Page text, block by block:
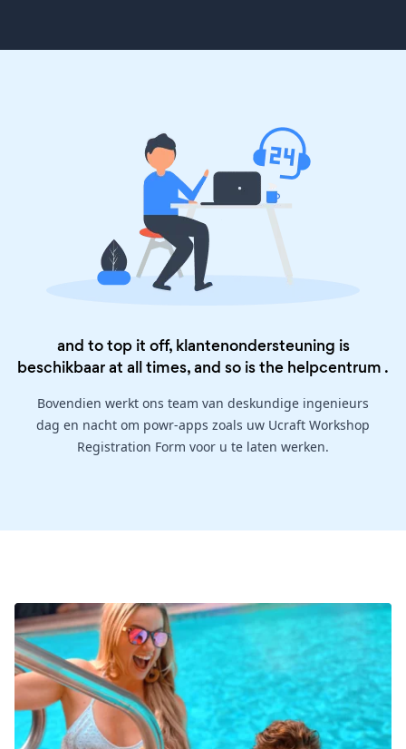
and to top it off, klantenondersteuning is
beschikbaar at all times, and so is the helpcentrum .
Bovendien werkt ons team van deskundige ingenieurs
dag en nacht om powr-apps zoals uw Ucraft Workshop
Registration Form voor u te laten werken.